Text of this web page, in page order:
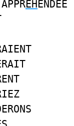
EHENDEE